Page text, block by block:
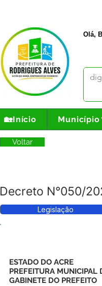
Olá,
🏡Início
Voltar
Decreto N°050/
Legislação
ESTADO DO ACRE
PREFEITURA MUNICIPAL
GABINETE DO PREFEITO